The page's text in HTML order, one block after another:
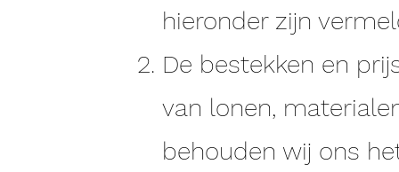
hieronder zijn
De bestekken en
van lonen,
behouden wij ons